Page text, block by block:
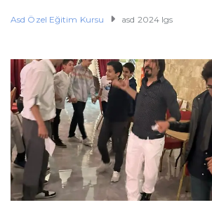
Asd Özel Eğitim Kursu asd 2024 lgs